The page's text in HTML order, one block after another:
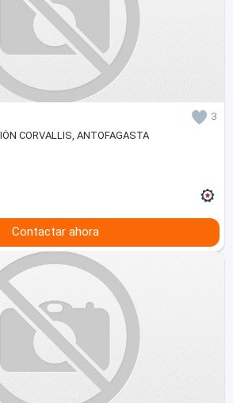
3
CORVALLIS, ANTOFAGASTA
Contactar ahora